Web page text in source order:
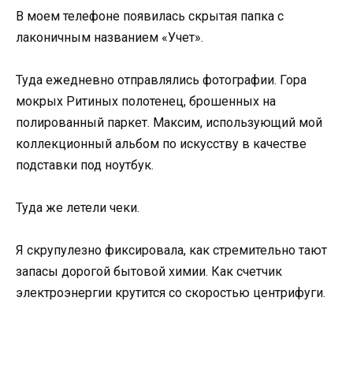
В моем телефоне появилась скрытая папка с
лаконичным названием «Учет».
Туда ежедневно отправлялись фотографии. Гора
мокрых Ритиных полотенец, брошенных на
полированный паркет. Максим, использующий мой
коллекционный альбом по искусству в качестве
подставки под ноутбук.
Туда же летели чеки.
Я скрупулезно фиксировала, как стремительно тают
запасы дорогой бытовой химии. Как счетчик
электроэнергии крутится со скоростью центрифуги.